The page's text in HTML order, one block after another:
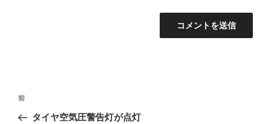
投
前
の
前
タイヤ空気圧警告灯が点灯